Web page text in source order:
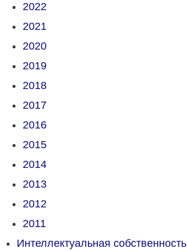
2022
2021
2020
2019
2018
2017
2016
2015
2014
2013
2012
2011
Интеллектуальная собственность